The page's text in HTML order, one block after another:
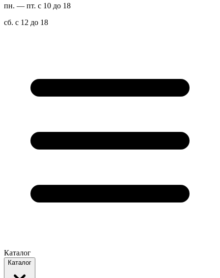
пн. — пт. с 10 до 18
сб. с 12 до 18
Каталог
Каталог